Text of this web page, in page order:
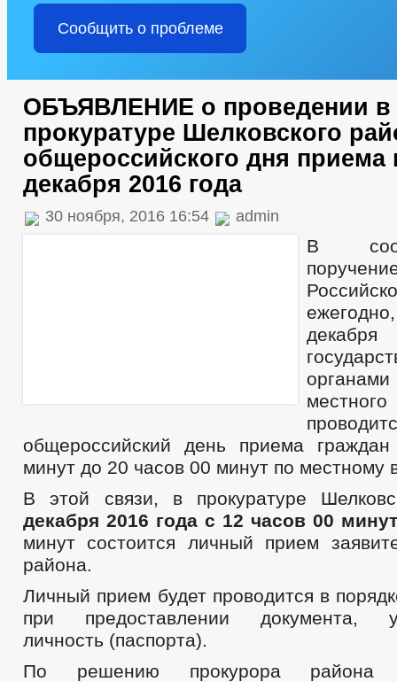
Сообщить о проблеме
ОБЪЯВЛЕНИЕ о проведении в
прокуратуре Шелковского
общероссийского дня приема
декабря 2016 года
30 ноября, 2016 16:54 admin
В
общероссийский день приема
минут до 20 часов 00 минут по местному
В этой связи, в прокуратуре
декабря 2016 года с 12 часов 00
минут состоится личный прием
района.
Личный прием будет проводится в
при предоставлении документа,
личность (паспорта).
По решению прокурора района